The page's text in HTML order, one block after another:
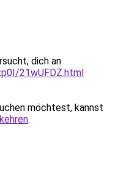
dich an
21wUFDZ.html
möchtest, kannst
.